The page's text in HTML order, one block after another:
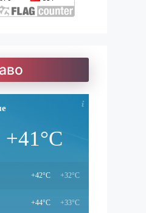
+41°C
+42°C +32°C
+44°C +33°C